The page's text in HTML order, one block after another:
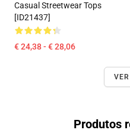
Casual Streetwear Tops
[ID21437]
€ 24,38 - € 28,06
Produtos